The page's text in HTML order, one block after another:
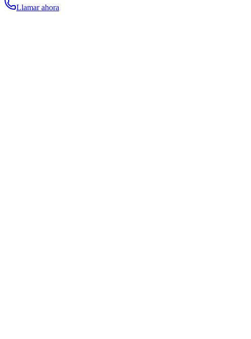
Llamar ahora